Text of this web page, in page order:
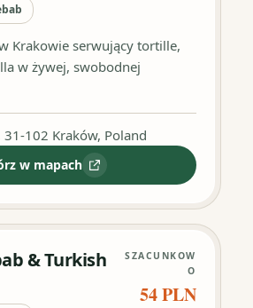
Krakowie serwujący tortille,
w żywej, swobodnej
102 Kraków, Poland
w mapach
:OTTAMAM #toniejestkebab
& Turkish
SZACUNKOW
O
54 PLN